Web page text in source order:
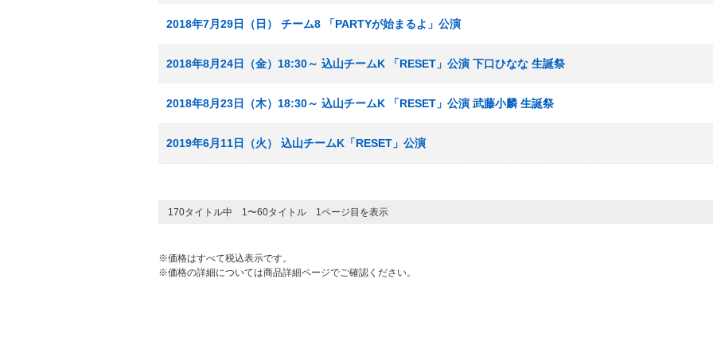
2018年7月29日（日） チーム8 「PARTYが始まるよ」公演
2018年8月24日（金）18:30～ 込山チームK 「RESET」公演 下口ひなな 生誕祭
2018年8月23日（木）18:30～ 込山チームK 「RESET」公演 武藤小麟 生誕祭
2019年6月11日（火） 込山チームK「RESET」公演
170タイトル中 1〜60タイトル 1ページ目を表示
※価格はすべて税込表示です。
※価格の詳細については商品詳細ページでご確認ください。